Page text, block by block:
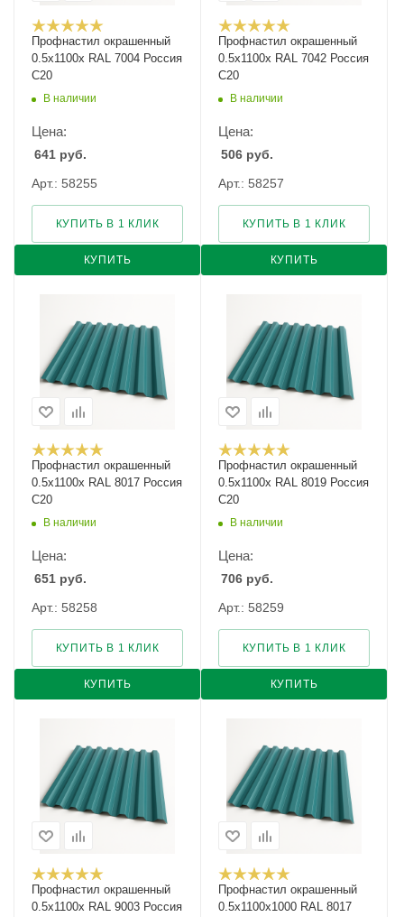
Профнастил окрашенный
0.5х1100х RAL 7004 Россия
С20
В наличии
Цена:
641 руб.
Арт.: 58255
КУПИТЬ
КУПИТЬ В 1 КЛИК
Профнастил окрашенный
0.5х1100х RAL 7042 Россия
С20
В наличии
Цена:
506 руб.
Арт.: 58257
КУПИТЬ
КУПИТЬ В 1 КЛИК
Профнастил окрашенный
0.5х1100х RAL 8017 Россия
С20
В наличии
Цена:
651 руб.
Арт.: 58258
КУПИТЬ
КУПИТЬ В 1 КЛИК
Профнастил окрашенный
0.5х1100х RAL 8019 Россия
С20
В наличии
Цена:
706 руб.
Арт.: 58259
КУПИТЬ
КУПИТЬ В 1 КЛИК
Профнастил окрашенный
0.5х1100х RAL 9003 Россия
Профнастил окрашенный
0.5х1100х1000 RAL 8017